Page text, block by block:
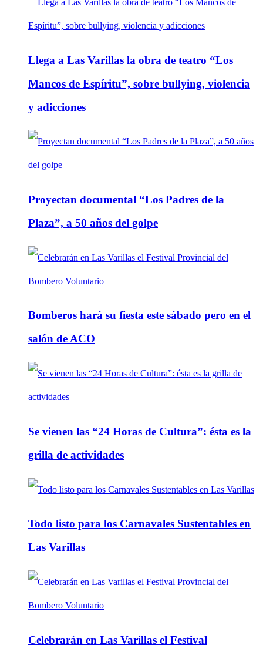
Llega a Las Varillas la obra de teatro “Los
Mancos de Espíritu”, sobre bullying, violencia
y adicciones
Proyectan documental “Los Padres de la
Plaza”, a 50 años del golpe
Bomberos hará su fiesta este sábado pero en el
salón de ACO
Se vienen las “24 Horas de Cultura”: ésta es la
grilla de actividades
Todo listo para los Carnavales Sustentables en
Las Varillas
Celebrarán en Las Varillas el Festival